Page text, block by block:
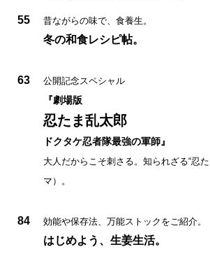
55 昔ながらの味で、食養生。
冬の和食レシピ帖。
63 公開記念スペシャル
『劇場版
忍たま乱太郎
ドクタケ忍者隊最強の軍師』
大人だからこそ刺さる。知られざる“忍
マ）。
84 効能や保存法、万能ストックをご紹介。
はじめよう、生姜生活。